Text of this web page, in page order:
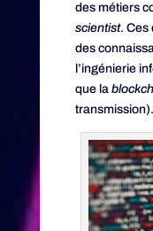
des métiers
scientist. Ces
des
l’ingénierie
que la
transmission).